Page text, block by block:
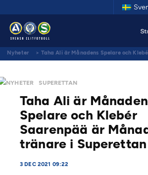
Nyheter > Taha Ali är Månadens Spelare och
NYHETER SUPERETTAN
Taha Ali är
Spelare och Klebér
Saarenpää är
tränare i Superettan
3 DEC 2021 09:22